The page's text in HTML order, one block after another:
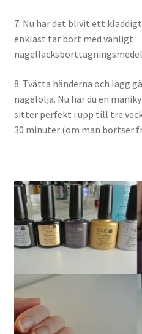
7. Nu har det blivit ett
enklast tar bort med vanligt
8. Tvätta händerna och lägg
nagelolja. Nu har du en
sitter perfekt i upp till tre
30 minuter (om man bortser